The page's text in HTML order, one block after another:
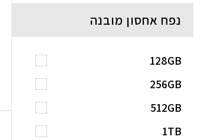
נפח אחסון מובנה
128GB
256GB
512GB
1TB